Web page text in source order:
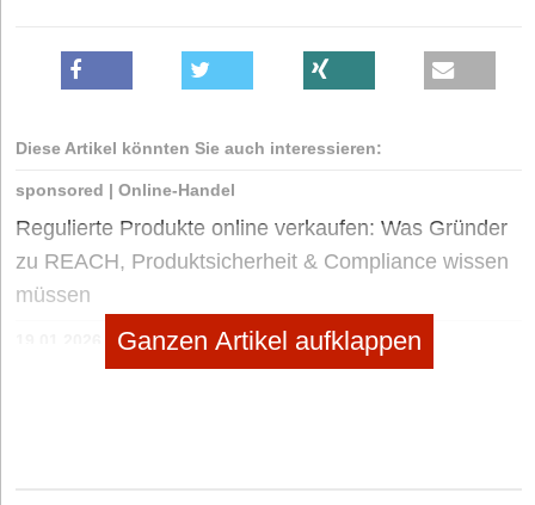
Diese Artikel könnten Sie auch interessieren:
sponsored | Online-Handel
Regulierte Produkte online verkaufen: Was Gründer
zu REACH, Produktsicherheit & Compliance wissen
müssen
Geschäftsideen Kinder und Familie
Ganzen Artikel aufklappen